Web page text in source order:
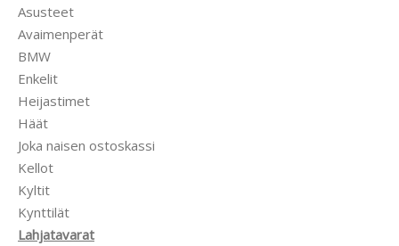
Asusteet
Avaimenperät
BMW
Enkelit
Heijastimet
Häät
Joka naisen ostoskassi
Kellot
Kyltit
Kynttilät
Lahjatavarat